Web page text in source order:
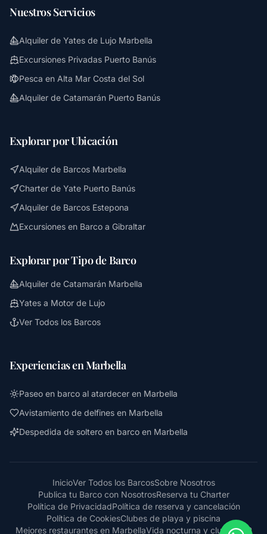
Nuestros Servicios
Alquiler de Yates de Lujo Marbella
Excursiones Privadas Puerto Banús
Pesca en Alta Mar Costa del Sol
Alquiler de Catamarán Puerto Banús
Explorar por Ubicación
Alquiler de Barcos Marbella
Charter de Yate Puerto Banús
Alquiler de Barcos Estepona
Excursiones en Barco a Gibraltar
Explorar por Tipo de Barco
Alquiler de Catamarán Marbella
Yates a Motor de Lujo
Ver Todos los Barcos
Experiencias en Marbella
Paseo en barco al atardecer en Marbella
Avistamiento de delfines en Marbella
Despedida de soltero en barco en Marbella
InicioVer Todos los BarcosSobre Nosotros
Publica tu Barco con NosotrosReserva tu Charter
Política de PrivacidadPolítica de reserva y cancelación
Política de CookiesClubes de playa y piscina
Mejores restaurantes en MarbellaVida nocturna y clubes VIP